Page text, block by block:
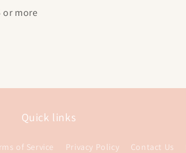
or more
Quick links
of Service Privacy Policy Contact Us